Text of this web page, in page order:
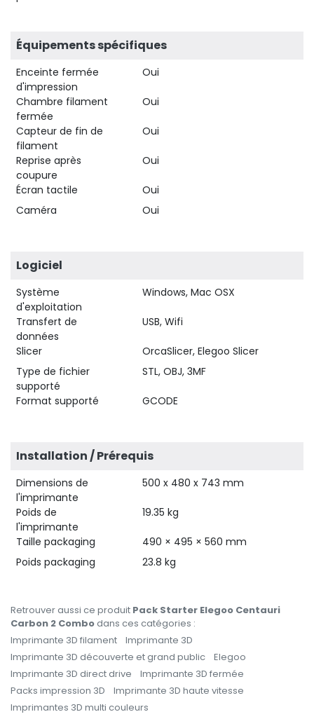
Équipements spécifiques
Enceinte fermée
d'impression
Oui
Chambre filament
fermée
Oui
Capteur de fin de
filament
Oui
Reprise après
coupure
Oui
Écran tactile
Oui
Caméra
Oui
Logiciel
Système
d'exploitation
Windows, Mac OSX
Transfert de
données
USB, Wifi
Slicer
OrcaSlicer, Elegoo Slicer
Type de fichier
supporté
STL, OBJ, 3MF
Format supporté GCODE
Installation / Prérequis
Dimensions de
l'imprimante
500 x 480 x 743 mm
Poids de
l'imprimante
19.35 kg
Taille packaging
490 × 495 × 560 mm
Poids packaging
23.8 kg
Retrouver aussi ce produit Pack Starter Elegoo Centauri
Carbon 2 Combodans ces catégories :
Imprimante 3D filament
Imprimante 3D
Imprimante 3D découverte et grand public
Elegoo
Imprimante 3D direct drive
Imprimante 3D fermée
Packs impression 3D
Imprimante 3D haute vitesse
Imprimantes 3D multi couleurs